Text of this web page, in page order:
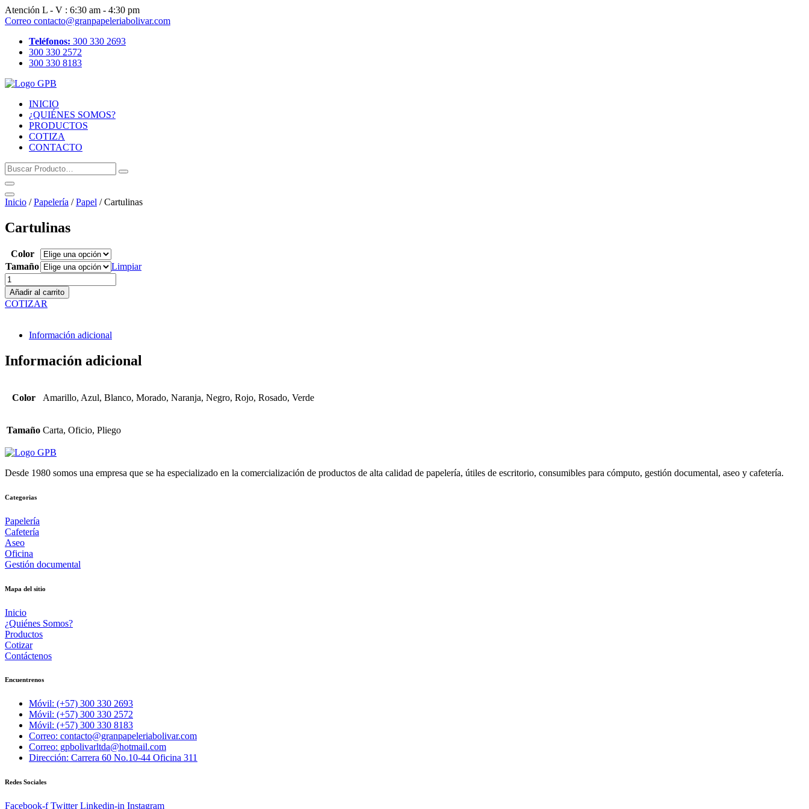
Skip
to
Atención L - V : 6:30 am - 4:30 pm
Correo contacto@granpapeleriabolivar.com
Teléfonos: 300 330 2693
300 330 2572
300 330 8183
INICIO
¿QUIÉNES SOMOS?
PRODUCTOS
COTIZA
CONTACTO
Buscar
Producto…
Inicio /Papelería /Papel / Cartulinas
Cartulinas
Color
Tamaño
Limpiar
Cartulinas
cantidad
Añadir al carrito
COTIZAR
Información adicional
Información adicional
Color Amarillo, Azul, Blanco, Morado, Naranja, Negro, Rojo, Rosado, Verde
Tamaño Carta, Oficio, Pliego
Desde 1980 somos una empresa que se ha especializado en la comercialización de productos de alta calidad de papelería, útiles de escritorio, consumibles para cómputo, gestión documental, aseo y cafetería.
Categorias
Papelería
Cafetería
Aseo
Oficina
Gestión documental
Mapa del sitio
Inicio
¿Quiénes Somos?
Productos
Cotizar
Contáctenos
Encuentrenos
Móvil: (+57) 300 330 2693
Móvil: (+57) 300 330 2572
Móvil: (+57) 300 330 8183
Correo: contacto@granpapeleriabolivar.com
Correo: gpbolivarltda@hotmail.com
Dirección: Carrera 60 No.10-44 Oficina 311
Redes Sociales
Facebook-f Twitter Linkedin-in Instagram